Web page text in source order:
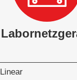
Linear